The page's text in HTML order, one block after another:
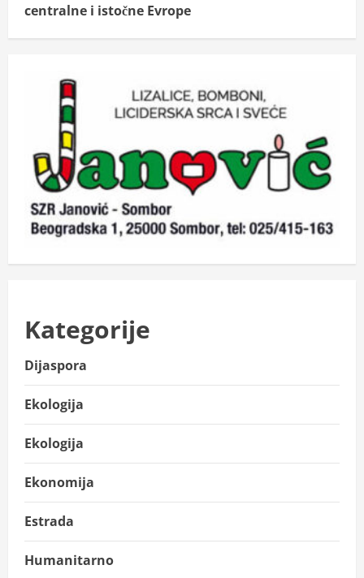
centralne i istočne Evrope
Kategorije
Dijaspora
Ekologija
Ekologija
Ekonomija
Estrada
Humanitarno